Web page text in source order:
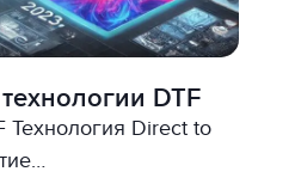
DTF
Технология Direct to